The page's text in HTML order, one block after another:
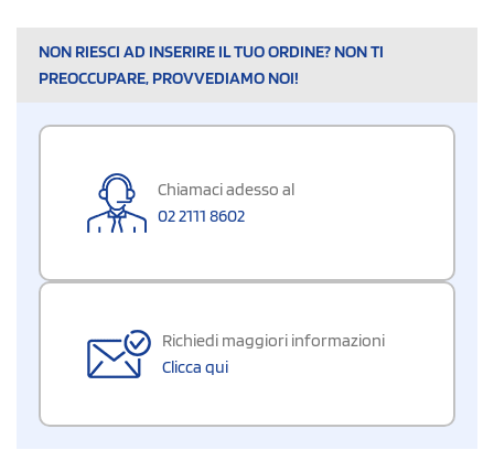
NON RIESCI AD INSERIRE IL TUO ORDINE? NON TI
PREOCCUPARE, PROVVEDIAMO NOI!
Chiamaci adesso al
02 2111 8602
Richiedi maggiori informazioni
Clicca qui